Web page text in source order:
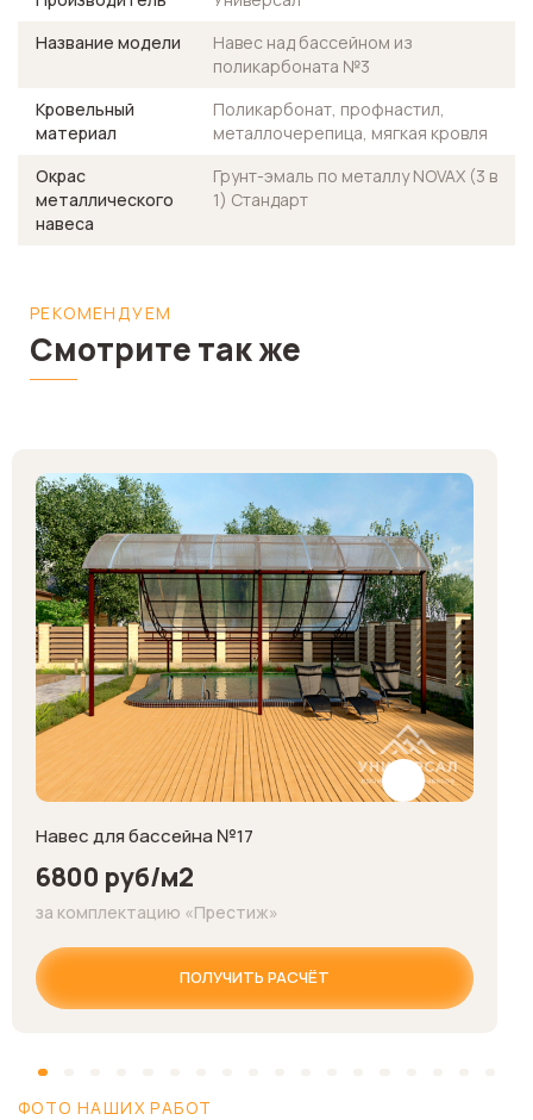
Название модели
Навес над бассейном из
поликарбоната №3
Кровельный
материал
Поликарбонат, профнастил,
металлочерепица, мягкая кровля
Окрас
металлического
навеса
Грунт-эмаль по металлу NOVAX (3 в
1) Стандарт
РЕКОМЕНДУЕМ
Смотрите так же
Навес для бассейна №17
6800 руб/м2
за комплектацию «Престиж»
ПОЛУЧИТЬ РАСЧЁТ
ФОТО НАШИХ РАБОТ